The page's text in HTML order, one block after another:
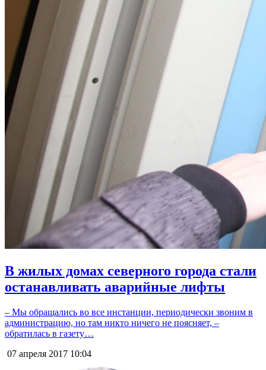
В жилых домах северного города стали
останавливать аварийные лифты
– Мы обращались во все инстанции, периодически звоним в
администрацию, но там никто ничего не поясняет, –
обратилась в газету…
07 апреля 2017 10:04